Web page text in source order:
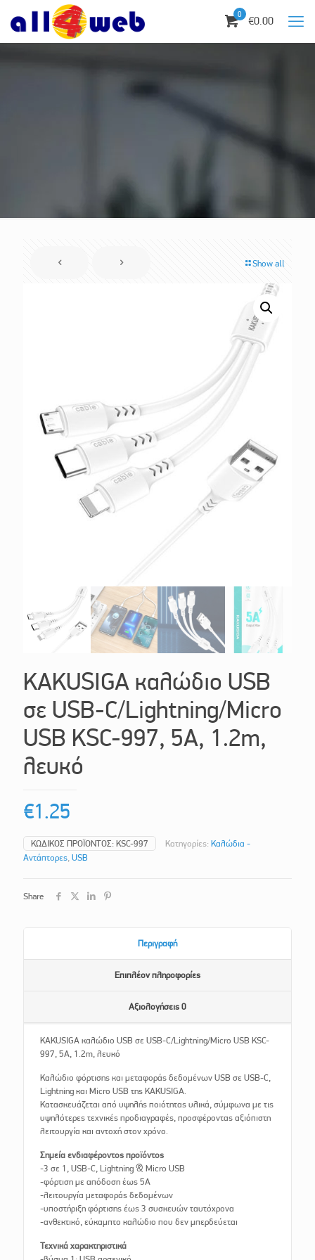
0 €0.00
Show all
KAKUSIGA καλώδιο USB
σε USB-C/Lightning/Micro
USB KSC-997, 5A, 1.2m,
λευκό
€1.25
ΚΩΔΙΚΌΣ ΠΡΟΪΌΝΤΟΣ: KSC-997 Κατηγορίες: Καλώδια -
Αντάπτορες, USB
Share
Περιγραφή
Επιπλέον πληροφορίες
Αξιολογήσεις 0
KAKUSIGA καλώδιο USB σε USB-C/Lightning/Micro USB KSC-
997, 5A, 1.2m, λευκό
Καλώδιο φόρτισης και μεταφοράς δεδομένων USB σε USB-C,
Lightning και Micro USB της KAKUSIGA.
Κατασκευάζεται από υψηλής ποιότητας υλικά, σύμφωνα με τις
υψηλότερες τεχνικές προδιαγραφές, προσφέροντας αξιόπιστη
λειτουργία και αντοχή στον χρόνο.
Σημεία ενδιαφέροντος προϊόντος
-3 σε 1, USB-C, Lightning & Micro USB
-φόρτιση με απόδοση έως 5A
-λειτουργία μεταφοράς δεδομένων
-υποστήριξη φόρτισης έως 3 συσκευών ταυτόχρονα
-ανθεκτικό, εύκαμπτο καλώδιο που δεν μπερδεύεται
Τεχνικά χαρακτηριστικά